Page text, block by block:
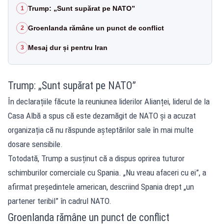
1 Trump: „Sunt supărat pe NATO”
2 Groenlanda rămâne un punct de conflict
3 Mesaj dur și pentru Iran
Trump: „Sunt supărat pe NATO”
În declarațiile făcute la reuniunea liderilor Alianței, liderul de la
Casa Albă a spus că este dezamăgit de NATO și a acuzat
organizația că nu răspunde așteptărilor sale în mai multe
dosare sensibile.
Totodată, Trump a susținut că a dispus oprirea tuturor
schimburilor comerciale cu Spania. „Nu vreau afaceri cu ei”, a
afirmat președintele american, descriind Spania drept „un
partener teribil” în cadrul NATO.
Groenlanda rămâne un punct de conflict